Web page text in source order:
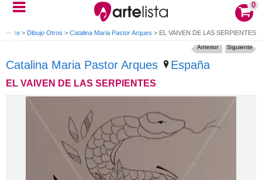
0
arte > Dibujo Otros > Catalina Maria Pastor Arques > EL VAIVEN DE LAS SERPIENTES
Catalina Maria Pastor Arques España
EL VAIVEN DE LAS SERPIENTES
Siguiente
Anterior